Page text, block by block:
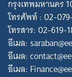
กรุงเทพมหานคร
โทรศัพท์ : 02-
โทรสาร: 02-619-
อีเมล:
อีเมล:
อีเมล: